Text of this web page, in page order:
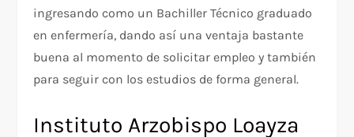
ingresando como un Bachiller Técnico graduado
en enfermería, dando así una ventaja bastante
buena al momento de solicitar empleo y también
para seguir con los estudios de forma general.
Instituto Arzobispo Loayza